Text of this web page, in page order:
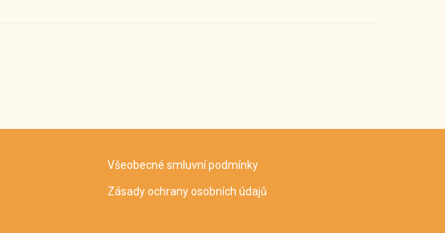
Všeobecné smluvní podmínky
Zásady ochrany osobních údajů